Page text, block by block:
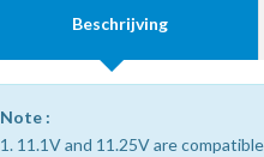
Beschrijving
Note :
1. 11.1V and 11.25V are